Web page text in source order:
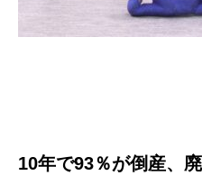
10年で93％が倒産、